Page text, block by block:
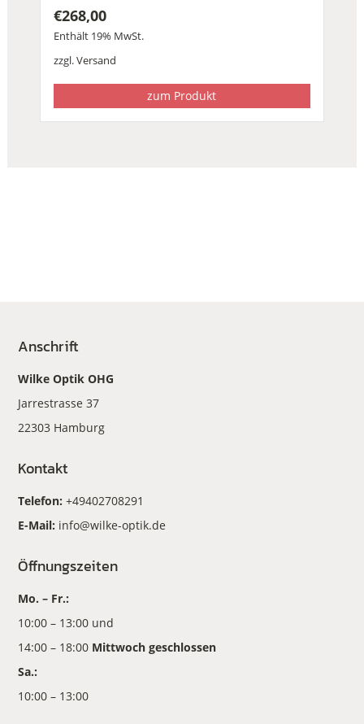
€268,00
Enthält 19% MwSt.
zzgl.Versand
zum Produkt
Anschrift
Wilke Optik OHG
Jarrestrasse 37
22303 Hamburg
Kontakt
Telefon:+49402708291
E-Mail: info@wilke-optik.de
Öffnungszeiten
Mo. – Fr.:
10:00 – 13:00 und
14:00 – 18:00 Mittwoch geschlossen
Sa.:
10:00 – 13:00